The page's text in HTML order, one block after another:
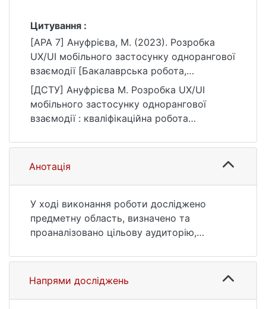
Цитування :
[APA 7] Ануфрієва, М. (2023). Розробка
UX/UI мобільного застосунку однорангової
взаємодії [Бакалаврська робота,
Київський національний університет імені
Тараса Шевченка]. eKNUTSHIR.
https://ir.library.knu.ua/handle/123456789/50
[ДСТУ] Ануфрієва М. Розробка UX/UI
мобільного застосунку однорангової
взаємодії : кваліфікаційна робота
Київ, 2023. 79 с. URL:
https://ir.library.knu.ua/handle/123456789/50
21 (дата звернення: 25.07.2026).
Анотація
У ході виконання роботи досліджено
предметну область, визначено та
проаналізовано цільову аудиторію,
проаналізовано існуючі мобільні додатки
на ринку, призначені для допомоги
постраждалим людям через війну,
Напрями досліджень